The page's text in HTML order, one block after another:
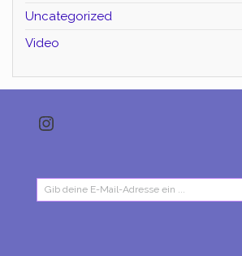
Uncategorized
Video
Instagram
Gib deine E-Mail-Adresse ein ...